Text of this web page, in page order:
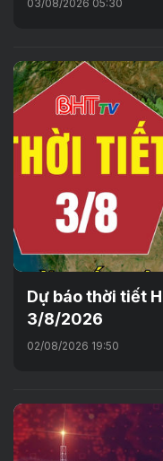
03/08/2026 05:30
Dự báo thời tiết
3/8/2026
02/08/2026 19:50